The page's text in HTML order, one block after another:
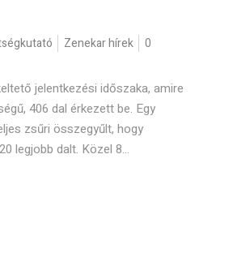
Zenekar hírek
0
jelentkezési időszaka, amire
406 dal érkezett be. Egy
zsűri összegyűlt, hogy
legjobb dalt. Közel 8...